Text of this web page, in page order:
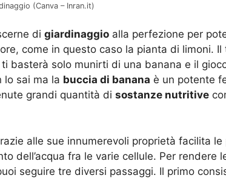
(Canva – Inran.it)
di giardinaggio alla perfezione per
come in questo caso la pianta di limoni.
basterà solo munirti di una banana e il
lo sai ma la buccia di banana è un potente
grandi quantità di sostanze nutritive
alle sue innumerevoli proprietà facilita le
dell’acqua fra le varie cellule. Per rendere
seguire tre diversi passaggi. Il primo